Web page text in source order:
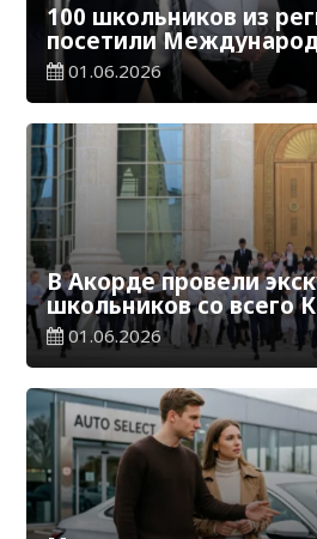
100 школьников из
посетили
искусственного
01.06.2026
В Акорде провели
школьников со всего
01.06.2026